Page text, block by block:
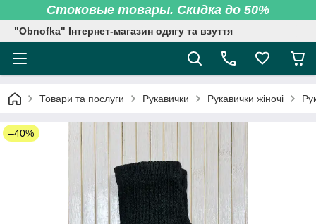
Стоковые товары. Скидка до 50%
"Obnofka" Інтернет-магазин одягу та взуття
Товари та послуги Рукавички Рукавички жіночі
–40%